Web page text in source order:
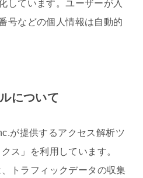
しています。ユーザーが入
号などの個人情報は自動的
について
が提供するアクセス解析ツ
ス」を利用しています。
トラフィックデータの収集